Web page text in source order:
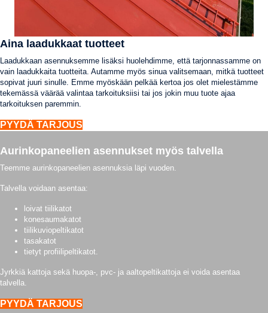
Aina laadukkaat tuotteet
Laadukkaan asennuksemme lisäksi huolehdimme, että tarjonnassamme on
vain laadukkaita tuotteita. Autamme myös sinua valitsemaan, mitkä tuotteet
sopivat juuri sinulle. Emme myöskään pelkää kertoa jos olet mielestämme
tekemässä väärää valintaa tarkoituksiisi tai jos jokin muu tuote ajaa
tarkoituksen paremmin.
PYYDÄ TARJOUS
Aurinkopaneelien asennukset myös talvella
Teemme aurinkopaneelien asennuksia läpi vuoden.
Talvella voidaan asentaa:
loivat tiilikatot
konesaumakatot
tiilikuviopeltikatot
tasakatot
tietyt profiilipeltikatot.
Jyrkkiä kattoja sekä huopa-, pvc- ja aaltopeltikattoja ei voida asentaa
talvella.
PYYDÄ TARJOUS